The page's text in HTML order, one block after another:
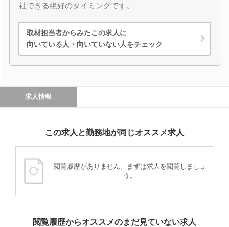
社できる絶好のタイミングです。
取材担当者からみたこの求人に
向いている人・向いていない人をチェック
求人情報
この求人と勤務地が同じオススメ求人
閲覧履歴がありません。まずは求人を閲覧しましょ
う。
閲覧履歴からオススメのまだ見ていない求人